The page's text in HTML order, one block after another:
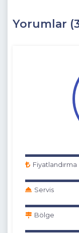
Yorumlar
Fiyatlandırma
Servis
Bölge